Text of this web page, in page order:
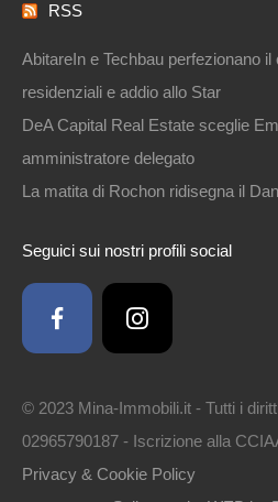
RSS
AbitareIn e Techbau perfezionano
residenziali e addio allo Star
DeA Capital Real Estate sceglie
amministratore delegato
La matita di Rochon ridisegna il
Seguici sui nostri profili social
© 2023 Mina-Immobili.it - Tutti i
02965790187 - Iscrizione alla
Privacy & Cookie Policy